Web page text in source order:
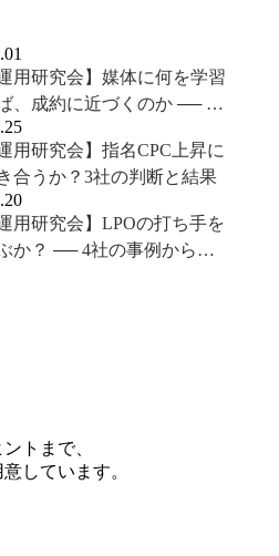
用研究会】媒体に何を学習
、成約に近づくのか ── 2
から考えるCV設計の判断
用研究会】指名CPC上昇に
合うか？3社の判断と結果
用研究会】LPOの打ち手を
か？ ── 4社の事例から見
トまで、
しています。